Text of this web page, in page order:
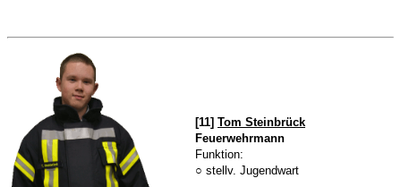
[11] Tom Steinbrück
Feuerwehrmann
Funktion:
○ stellv. Jugendwart